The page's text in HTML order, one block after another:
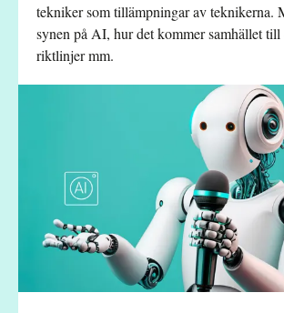
tekniker som tillämpningar av teknikerna.
synen på AI, hur det kommer samhället till
riktlinjer mm.